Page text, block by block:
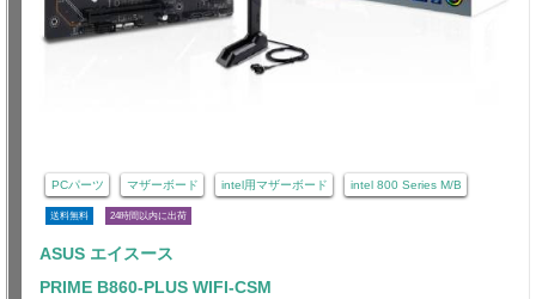
PCパーツ マザーボード intel用マザーボード intel 800 Series M/B
送料無料 24時間以内に出荷
ASUS エイスース
PRIME B860-PLUS WIFI-CSM